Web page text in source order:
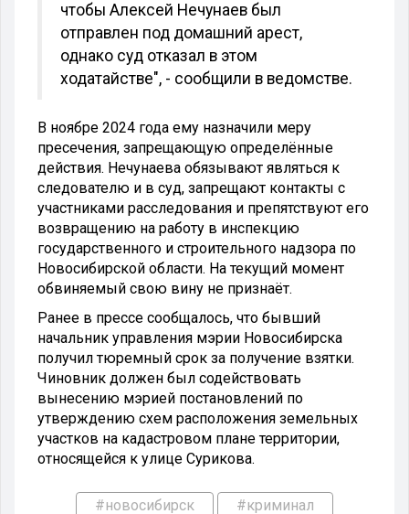
чтобы Алексей Нечунаев был
отправлен под домашний арест,
однако суд отказал в этом
ходатайстве", - сообщили в ведомстве.
В ноябре 2024 года ему назначили меру
пресечения, запрещающую определённые
действия. Нечунаева обязывают являться к
следователю и в суд, запрещают контакты с
участниками расследования и препятствуют его
возвращению на работу в инспекцию
государственного и строительного надзора по
Новосибирской области. На текущий момент
обвиняемый свою вину не признаёт.
Ранее в прессе сообщалось, что бывший
начальник управления мэрии Новосибирска
получил тюремный срок за получение взятки.
Чиновник должен был содействовать
вынесению мэрией постановлений по
утверждению схем расположения земельных
участков на кадастровом плане территории,
относящейся к улице Сурикова.
#новосибирск #криминал